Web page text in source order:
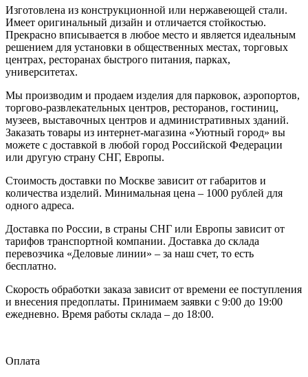
Изготовлена из конструкционной или нержавеющей стали.
Имеет оригинальный дизайн и отличается стойкостью.
Прекрасно вписывается в любое место и является идеальным
решением для установки в общественных местах, торговых
центрах, ресторанах быстрого питания, парках,
университетах.
Мы производим и продаем изделия для парковок, аэропортов,
торгово-развлекательных центров, ресторанов, гостиниц,
музеев, выставочных центров и административных зданий.
Заказать товары из интернет-магазина «Уютный город» вы
можете с доставкой в любой город Российской Федерации
или другую страну СНГ, Европы.
Стоимость доставки по Москве зависит от габаритов и
количества изделий. Минимальная цена – 1000 рублей для
одного адреса.
Доставка по России, в страны СНГ или Европы зависит от
тарифов транспортной компании. Доставка до склада
перевозчика «Деловые линии» – за наш счет, то есть
бесплатно.
Скорость обработки заказа зависит от времени ее поступления
и внесения предоплаты. Принимаем заявки с 9:00 до 19:00
ежедневно. Время работы склада – до 18:00.
Оплата